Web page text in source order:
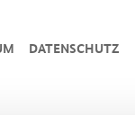
DA­TEN­SCHUTZ